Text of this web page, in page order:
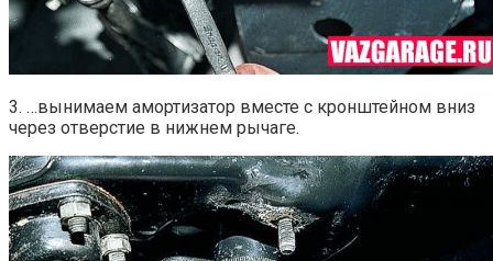
3. …вынимаем амортизатор вместе с кронштейном вниз
через отверстие в нижнем рычаге.